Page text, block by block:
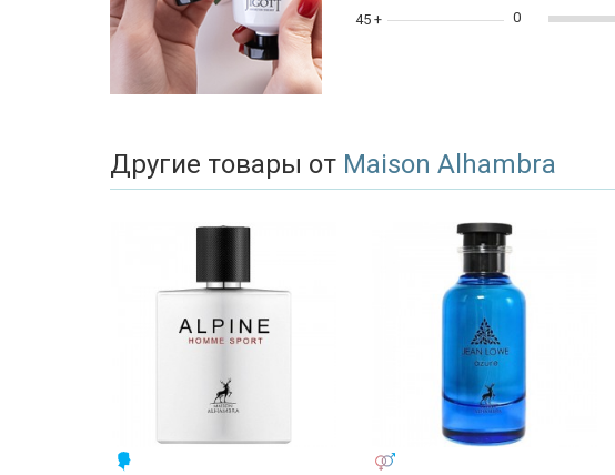
45 +
0
Другие товары от Maison Alhambra